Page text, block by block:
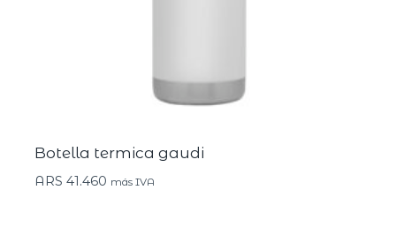
Botella termica gaudi
ARS 41.460 más IVA